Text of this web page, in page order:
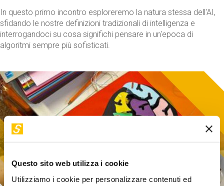
Questo sito web utilizza i cookie
Utilizziamo i cookie per personalizzare contenuti ed
In questo primo incontro esploreremo la natura stessa dell'AI,
sfidando le nostre definizioni tradizionali di intelligenza e
interrogandoci su cosa significhi pensare in un'epoca di
algoritmi sempre più sofisticati.